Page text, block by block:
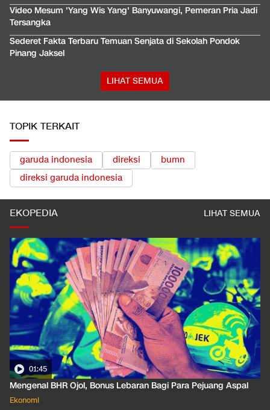
Video Mesum 'Yang Wis Yang' Banyuwangi, Pemeran Pria Jadi
Tersangka
Sederet Fakta Terbaru Temuan Senjata di Sekolah Pondok
Pinang Jaksel
LIHAT SEMUA
TOPIK TERKAIT
garuda indonesia direksi
bumn
direksi garuda indonesia
EKOPEDIA LIHAT SEMUA
01:35
Pahami Dampak Kenaikan Suku Bunga Acuan ke Cicilan KPR
Ekonomi